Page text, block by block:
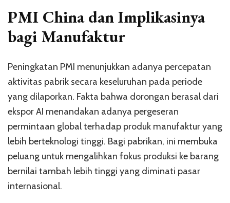
PMI China dan Implikasinya
bagi Manufaktur
Peningkatan PMI menunjukkan adanya percepatan
aktivitas pabrik secara keseluruhan pada periode
yang dilaporkan. Fakta bahwa dorongan berasal dari
ekspor AI menandakan adanya pergeseran
permintaan global terhadap produk manufaktur yang
lebih berteknologi tinggi. Bagi pabrikan, ini membuka
peluang untuk mengalihkan fokus produksi ke barang
bernilai tambah lebih tinggi yang diminati pasar
internasional.